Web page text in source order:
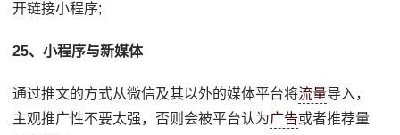
开链接小程序;
25、小程序与新媒体
通过推文的方式从微信及其以外的媒体平台将流量导入，
主观推广性不要太强，否则会被平台认为广告或者推荐量